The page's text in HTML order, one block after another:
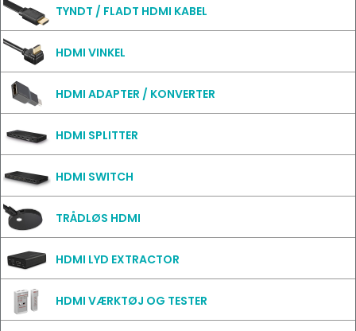
TYNDT / FLADT HDMI KABEL
HDMI VINKEL
HDMI ADAPTER / KONVERTER
HDMI SPLITTER
HDMI SWITCH
TRÅDLØS HDMI
HDMI LYD EXTRACTOR
HDMI VÆRKTØJ OG TESTER